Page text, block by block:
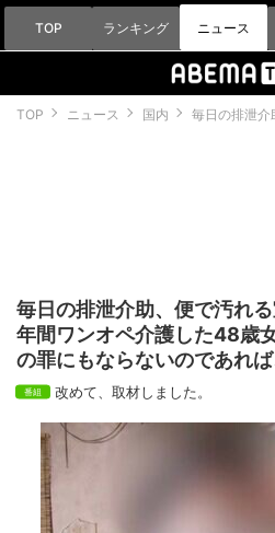
TOP ランキング ニュース
TOP ニュース 国内 毎日の排泄
毎日の排泄介助、便で汚れ
年間ワンオペ介護した48歳
の罪にもならないのであれば
改めて、取材しました。